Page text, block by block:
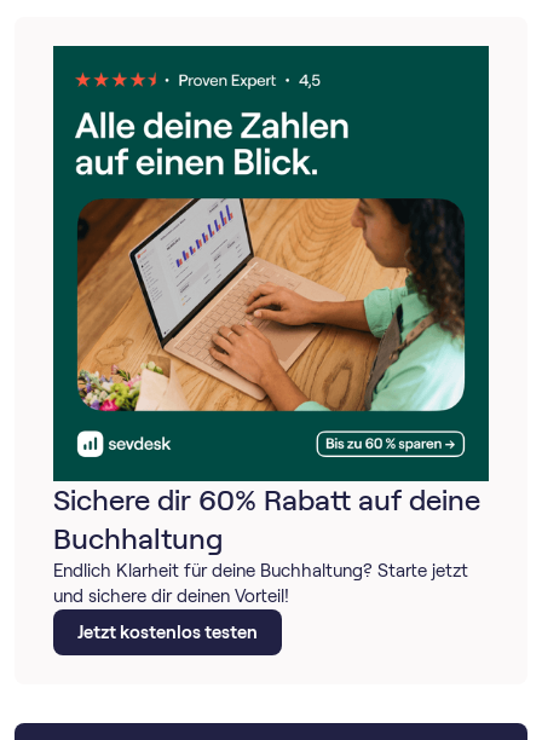
Sichere dir 60% Rabatt auf deine
Buchhaltung
Endlich Klarheit für deine Buchhaltung? Starte jetzt
und sichere dir deinen Vorteil!
Jetzt kostenlos testen
Nutzt du eine Registrierkasse oder eine
Buchhaltungsoftware wie sevdesk, dann kannst du einen
Daten mit einer Schnittstelle an das Finanzamt übergeben.